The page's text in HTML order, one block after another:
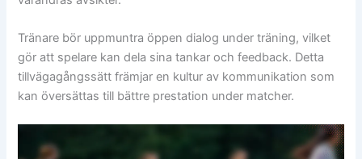
Tränare bör uppmuntra öppen dialog under träning, vilket
gör att spelare kan dela sina tankar och feedback. Detta
tillvägagångssätt främjar en kultur av kommunikation som
kan översättas till bättre prestation under matcher.